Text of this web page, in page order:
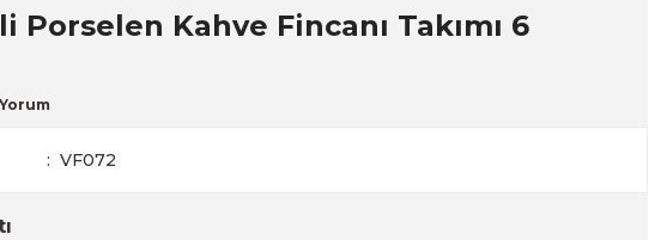
Porselen Kahve Fincanı Takımı 6
VF072